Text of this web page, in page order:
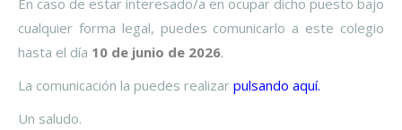
En caso de estar interesado/a en ocupar dicho puesto bajo
cualquier forma legal, puedes comunicarlo a este colegio
hasta el día 10 de junio de 2026.
La comunicación la puedes realizar pulsando aquí.
Un saludo.